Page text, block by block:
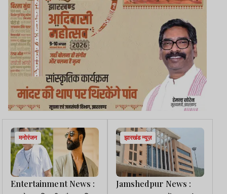
मनोरंजन
Entertainment News :
झारखंड न्यूज़
Jamshedpur News :